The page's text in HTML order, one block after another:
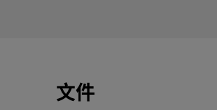
文件